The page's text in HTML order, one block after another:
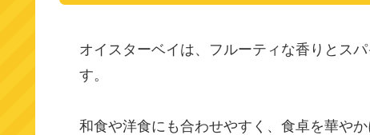
オイスターベイは、フルーティな香りとス
す。
和食や洋食にも合わせやすく、食卓を華や